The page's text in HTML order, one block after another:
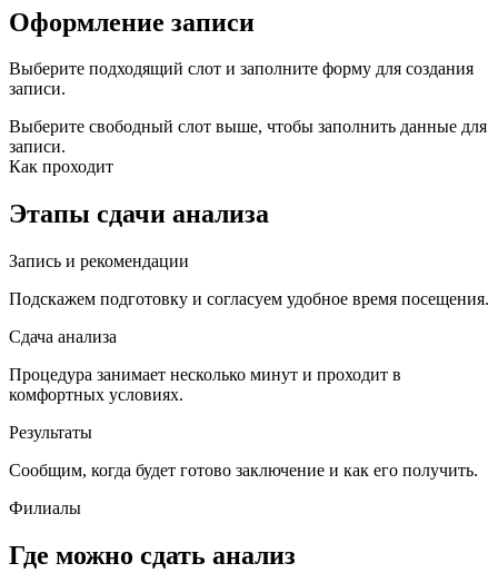
Оформление записи
Выберите подходящий слот и заполните форму для создания
записи.
Выберите свободный слот выше, чтобы заполнить данные для
записи.
Как проходит
Этапы сдачи анализа
Запись и рекомендации
Подскажем подготовку и согласуем удобное время посещения.
Сдача анализа
Процедура занимает несколько минут и проходит в
комфортных условиях.
Результаты
Сообщим, когда будет готово заключение и как его получить.
Филиалы
Где можно сдать анализ